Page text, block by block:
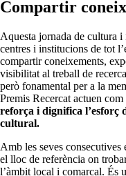
Compartir
Aquesta jornada de cultura i
centres i institucions de tot
compartir coneixements,
visibilitat al treball de
però fonamental per a la
Premis Recercat actuen
reforça i dignifica l’esforç
cultural.
Amb les seves
el lloc de referència on
l’àmbit local i comarcal. És